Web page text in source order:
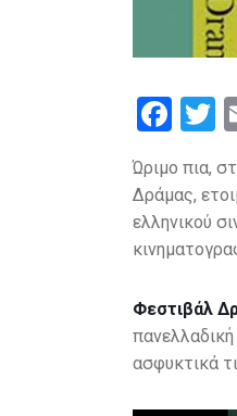
F
ce
b
o
k
T
Ώριμο πια,
Δράμας,
ελληνικού
Φεστιβάλ
ασφυκτικά